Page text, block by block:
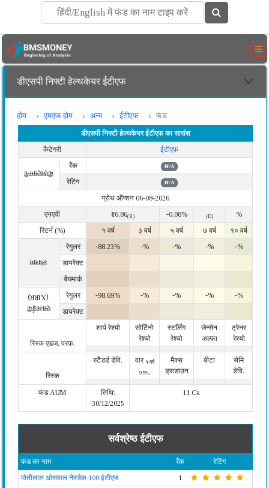
डीएसपी निफ्टी हेल्थकेयर ईटीएफ
होम एमएफ होम अन्य ईटीएफ फंड
डीएसपी निफ्टी हेल्थकेयर ईटीएफ का सारांश
कैटेगरी
ईटीएफ
बीएमएसमनी
रैंक N/A
रेटिंग N/A
ग्रोथ ऑप्शन 06-08-2026
एनएवी
₹16.86(R) -0.08% (D)
%
रिटर्न (%)
१ वर्ष ३ वर्ष ५ वर्ष ७ वर्ष १० वर्ष
लंपसम
रेगुलर -88.23% -% -% -%
-%
डायरेक्ट
बेंचमार्क
एसआईपी
(XIRR) रेगुलर -98.69% -% -% -%
-%
डायरेक्ट
रिस्क एडज. परफ.
शार्प रेश्यो
सोर्टिनो
रेश्यो
स्टर्लिंग
रेश्यो
जेन्सेन
अल्फा
ट्रेनर
रेश्यो
रिस्क
स्टैंडर्ड डेवि. वार १ वर्ष
95%
मैक्स
ड्राडाउन
बीटा
सेमि
डेवि.
फंड AUM
तिथि:
30/12/2025
11 Cr
सर्वश्रेष्ठ ईटीएफ
फंड का नाम रैंक
रेटिंग
मोतीलाल ओसवाल नैस्डैक 100 ईटीएफ
1